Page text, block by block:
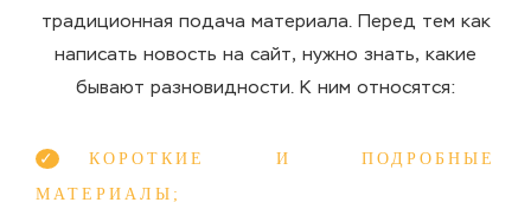
традиционная подача материала. Перед тем как
написать новость на сайт, нужно знать, какие
бывают разновидности. К ним относятся:
КОРОТКИЕ И ПОДРОБНЫЕ
МАТЕРИАЛЫ;